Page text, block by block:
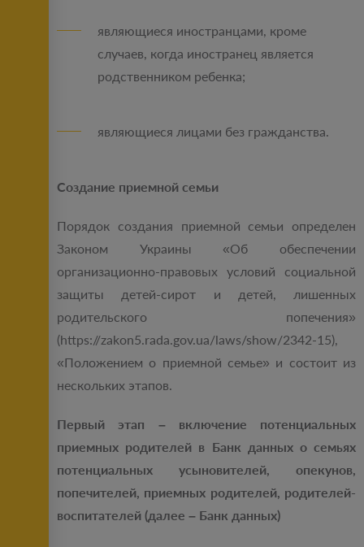
являющиеся иностранцами, кроме
случаев, когда иностранец является
родственником ребенка;
являющиеся лицами без гражданства.
Создание приемной семьи
Порядок создания приемной семьи определен
Законом Украины «Об обеспечении
организационно-правовых условий социальной
защиты детей-сирот и детей, лишенных
родительского попечения»
(https://zakon5.rada.gov.ua/laws/show/2342-15),
«Положением о приемной семье» и состоит из
нескольких этапов.
Первый этап – включение потенциальных
приемных родителей в Банк данных о семьях
потенциальных усыновителей, опекунов,
попечителей, приемных родителей, родителей-
воспитателей (далее – Банк данных)